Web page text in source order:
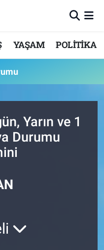
YAŞAM POLİTİKA
Yarın ve 1
Durumu
Fikstür